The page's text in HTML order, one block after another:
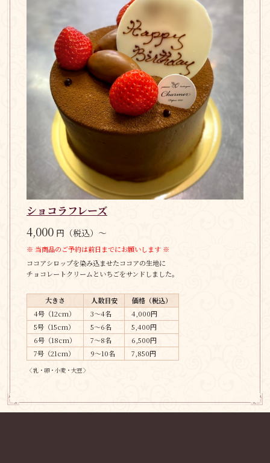
ショコラフレーズ
4,000 円（税込）～
※ 当商品のご予約は前日までにお願いします ※
ココアシロップを染み込ませたココアの生地に
チョコレートクリームといちごをサンドしました。
大きさ 人数目安
価格（税込）
4号（12cm）
3〜4名
4,000円
5号（15cm）
5〜6名
5,400円
6号（18cm）
7〜8名
6,500円
7号（21cm）
9〜10名 7,850円
〈 乳・卵・小麦・大豆 〉